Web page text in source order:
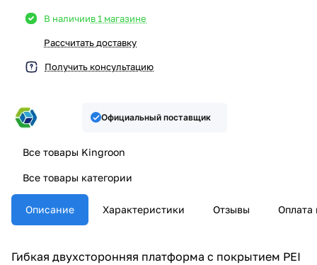
В наличиив 1 магазине
Рассчитать доставку
Получить консультацию
Официальный поставщик
Все товары Kingroon
Все товары категории
Описание Характеристики Отзывы Оплата
Гибкая двухсторонняя платформа с покрытием PEI